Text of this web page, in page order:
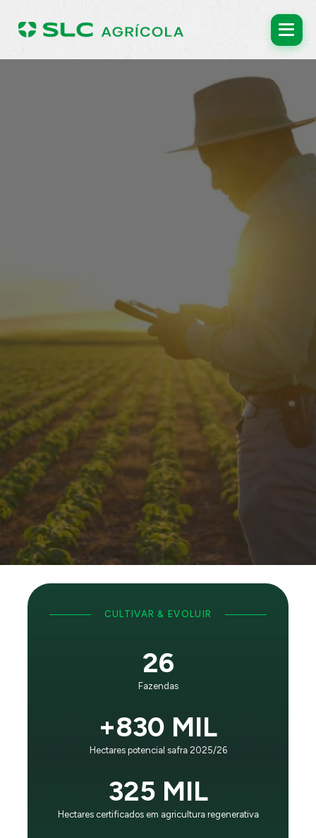
NOSSO
SONHO GRANDE
É o princípio que guia nosso negócio e evolução:
“Impactar positivamente gerações futuras, sendo líder
mundial em eficiência no negócio agrícola e respeito
CULTIVAR & EVOLUIR
26
Fazendas
+830 MIL
Hectares potencial safra 2025/26
325 MIL
Hectares certificados em agricultura regenerativa